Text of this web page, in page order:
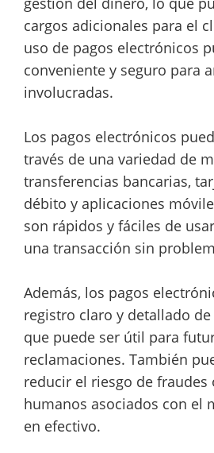
cargos adicionales para el
uso de pagos electrónicos
conveniente y seguro para
involucradas.
Los pagos electrónicos
través de una variedad de
transferencias bancarias,
débito y aplicaciones
son rápidos y fáciles de
una transacción sin
Además, los pagos
registro claro y detallado
que puede ser útil para
reclamaciones. También
reducir el riesgo de fraudes
humanos asociados con el
en efectivo.